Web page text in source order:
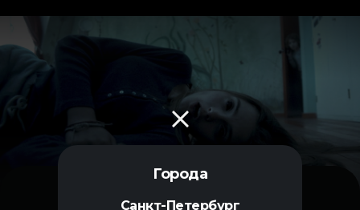
Города
Санкт-Петербург